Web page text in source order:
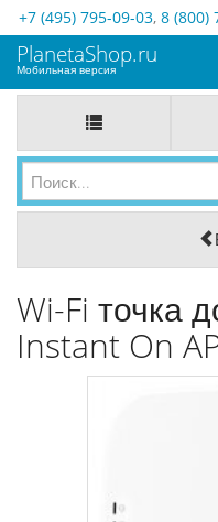
+7 (495) 795-09-03, 8 (800)
PlanetaShop.ru
Мобильная версия
Wi-Fi точка
Instant On